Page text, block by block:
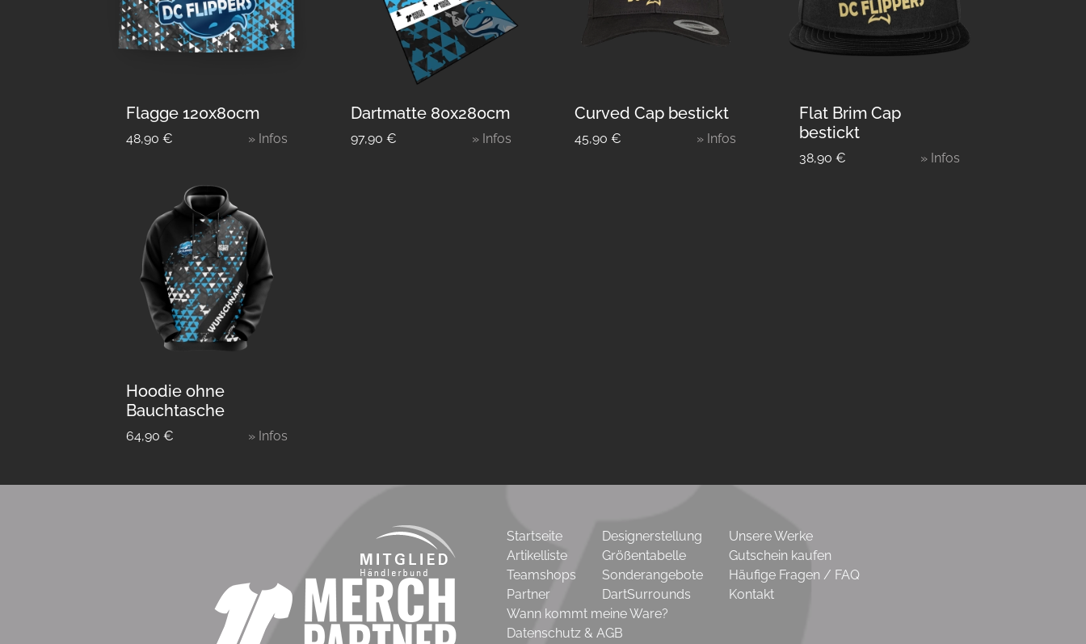
Flagge 120x80cm
48,90 € » Infos
Dartmatte 80x280cm
97,90 € » Infos
Curved Cap bestickt
45,90 € » Infos
Flat Brim Cap
bestickt
38,90 € » Infos
Hoodie ohne
Bauchtasche
64,90 € » Infos
Startseite
Artikelliste
Teamshops
Partner
Designerstellung
Größentabelle
Sonderangebote
DartSurrounds
Unsere Werke
Gutschein kaufen
Häufige Fragen / FAQ
Kontakt
Wann kommt meine Ware?
Datenschutz & AGB